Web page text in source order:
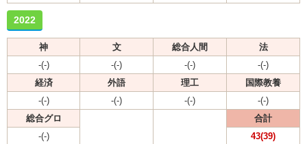
2022
神 文 総合人間
法
-(-)
-(-) -(-)
-(-)
経済
外語 理工
国際教養
-(-)
-(-) -(-)
-(-)
総合グロ
合計
-(-)
43(39)